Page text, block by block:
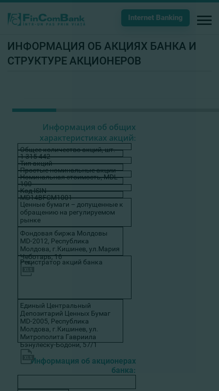
Internet Banking
ИНФОРМАЦИЯ ОБ АКЦИЯХ БАНКА И
СТРУКТУРЕ АКЦИОНЕРОВ
Информация об общих
характеристиках акций:
Общее количество акций, шт.
1 315 442
Тип акций
Простые номинальные акции
Номинальная стоимость, MDL
100
Код ISIN
MD14BFCM1001
Ценные бумаги – допущенные к
обращению на регулируемом
рынке
Фондовая биржа Молдовы
MD-2012, Республика
Молдова, г.Кишинев, ул.Мария
Чеботарь, 16
Регистратор акций банка
Единый Центральный
Депозитарий Ценных Бумаг
MD-2005, Республика
Молдова, г.Кишинев, ул.
Митрополита Гавриила
Бэнулеску-Бодони, 57/1
Информация об акционерах
банка: